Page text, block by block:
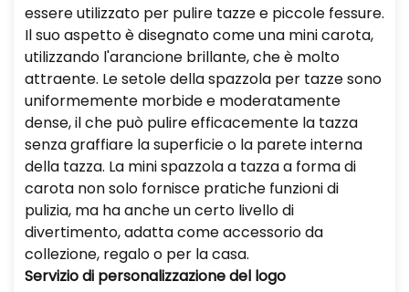
essere utilizzato per pulire tazze e piccole fessure.
Il suo aspetto è disegnato come una mini carota,
utilizzando l'arancione brillante, che è molto
attraente. Le setole della spazzola per tazze sono
uniformemente morbide e moderatamente
dense, il che può pulire efficacemente la tazza
senza graffiare la superficie o la parete interna
della tazza. La mini spazzola a tazza a forma di
carota non solo fornisce pratiche funzioni di
pulizia, ma ha anche un certo livello di
divertimento, adatta come accessorio da
collezione, regalo o per la casa.
Servizio di personalizzazione del logo